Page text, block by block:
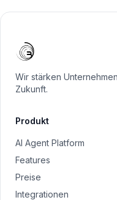
Wir stärken
Zukunft.
Produkt
AI Agent Platform
Features
Preise
Integrationen